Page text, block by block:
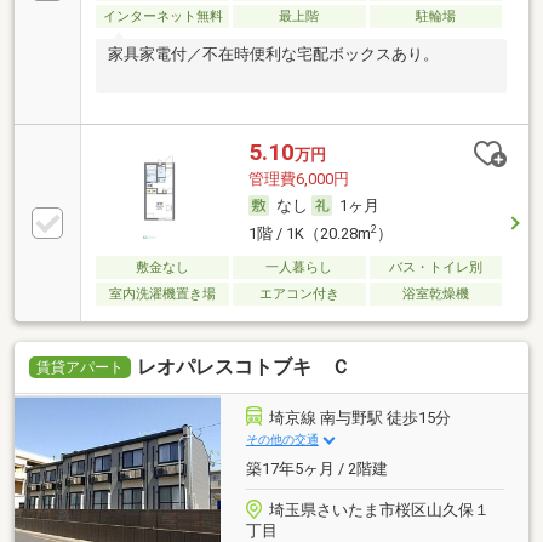
インターネット無料
最上階 駐輪場
家具家電付／不在時便利な宅配ボックスあり。
5.10万円
管理費6,000円
なし
1ヶ月
1階 / 1K（20.28m2）
敷金なし 一人暮らし
バス・トイレ別
室内洗濯機置き場
エアコン付き 浴室乾燥機
賃貸アパート レオパレスコトブキ Ｃ
埼京線 南与野駅 徒歩15分
その他の交通
築17年5ヶ月 / 2階建
埼玉県さいたま市桜区山久保１
丁目